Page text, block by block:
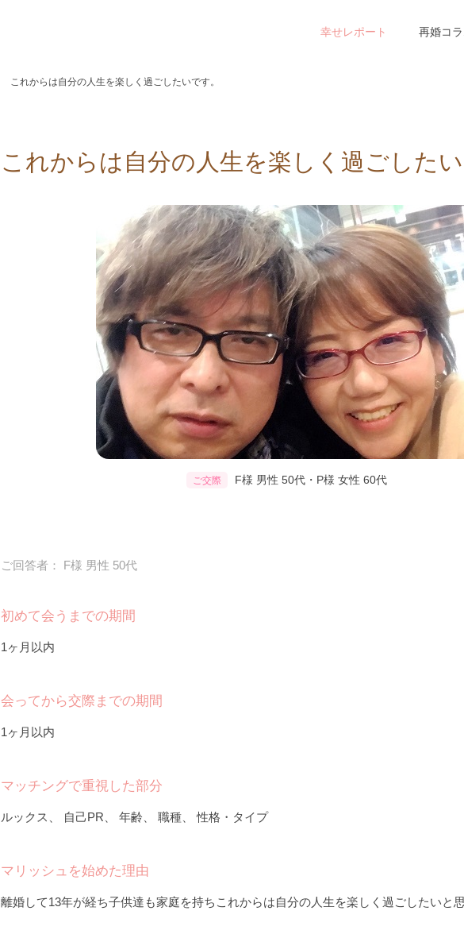
幸せレポート 再婚コラ
これからは自分の人生を楽しく過ごしたいです。
これからは自分の人生を楽しく過ごしたい
ご交際 F様 男性 50代・P様 女性 60代
ご回答者： F様 男性 50代
初めて会うまでの期間
1ヶ月以内
会ってから交際までの期間
1ヶ月以内
マッチングで重視した部分
ルックス、 自己PR、 年齢、 職種、 性格・タイプ
マリッシュを始めた理由
離婚して13年が経ち子供達も家庭を持ちこれからは自分の人生を楽しく過ごしたいと思